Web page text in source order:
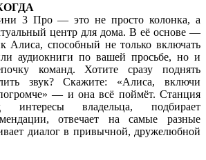
3 Про — это не просто колонка, а
центр для дома. В её основе —
Алиса, способный не только включать
аудиокниги по вашей просьбе, но и
команд. Хотите сразу поднять
звук? Скажите: «Алиса, включи
— и она всё поймёт. Станция
интересы владельца, подбирает
отвечает на самые разные
диалог в привычной, дружелюбной